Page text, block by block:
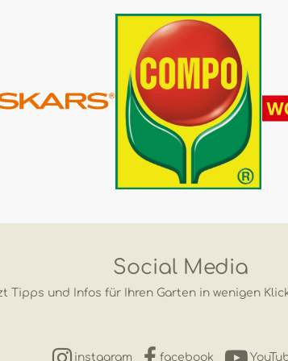
Social Media
Tipps und Infos für Ihren Garten in wenigen
instagram facebook